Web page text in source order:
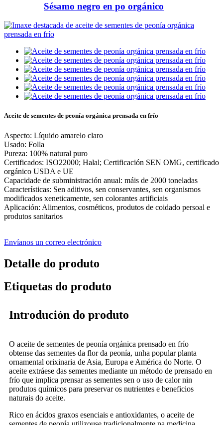
Sésamo negro en po orgánico
Aceite de sementes de peonía orgánica prensada en frío
Aspecto: Líquido amarelo claro
Usado: Folla
Pureza: 100% natural puro
Certificados: ISO22000; Halal; Certificación SEN OMG, certificado
orgánico USDA e UE
Capacidade de subministración anual: máis de 2000 toneladas
Características: Sen aditivos, sen conservantes, sen organismos
modificados xeneticamente, sen colorantes artificiais
Aplicación: Alimentos, cosméticos, produtos de coidado persoal e
produtos sanitarios
Envíanos un correo electrónico
Detalle do produto
Etiquetas do produto
Introdución do produto
O aceite de sementes de peonía orgánica prensado en frío
obtense das sementes da flor da peonía, unha popular planta
ornamental orixinaria de Asia, Europa e América do Norte. O
aceite extráese das sementes mediante un método de prensado en
frío que implica prensar as sementes sen o uso de calor nin
produtos químicos para preservar os nutrientes e beneficios
naturais do aceite.
Rico en ácidos graxos esenciais e antioxidantes, o aceite de